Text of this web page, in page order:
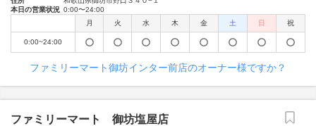
本日の営業状況 0:00〜24:00
月
火 水 木 金 土 日 祝
0:00~24:00
ファミリーマート御坊インター前店のオーナー様ですか？
ファミリーマート 御坊塩屋店